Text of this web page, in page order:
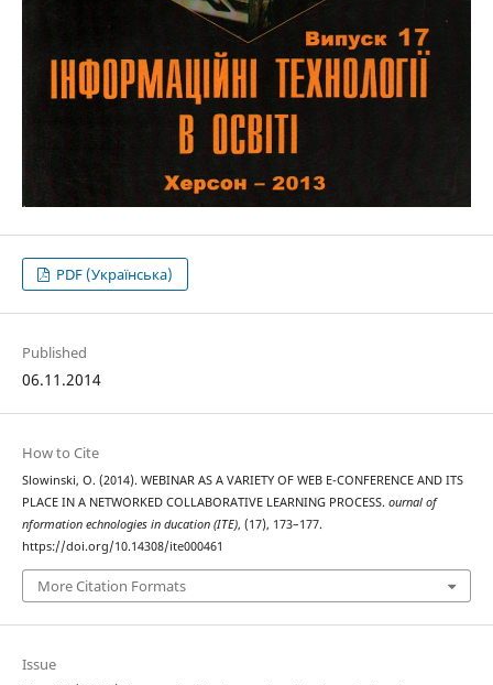
PDF (Українська)
Published
06.11.2014
How to Cite
Slowinski, O. (2014). WEBINAR AS A VARIETY OF WEB E-CONFERENCE AND ITS
PLACE IN A NETWORKED COLLABORATIVE LEARNING PROCESS. ournal of
nformation echnologies in ducation (ITE), (17), 173–177.
https://doi.org/10.14308/ite000461
More Citation Formats
Issue